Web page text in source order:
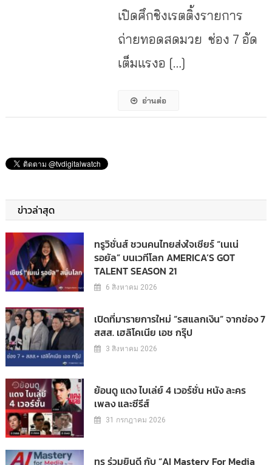
เปิดศึกชิงเรตติ้งรายการ
ถ่ายทอดสดมวย ช่อง 7 อัด
เต็มแรงอ […]
อ่านต่อ
ข่าวล่าสุด
ทรูวิชั่นส์ ชวนคนไทยส่งใจเชียร์ “เนเน่
รอยัล” บนเวทีโลก AMERICA’S GOT
TALENT SEASON 21
6 สิงหาคม 2026
เปิดที่มารายการใหม่ “รสแลกเงิน” จากช่อง 7
สสส. เฮลิโคเนีย เอช กรุ๊ป
3 สิงหาคม 2026
ย้อนดู แดง ไบเล่ย์ 4 เวอร์ชั่น หนัง ละคร
เพลง และซีรีส์
31 กรกฎาคม 2026
ทรู ร่วมยินดี กับ “AI Mastery For Media